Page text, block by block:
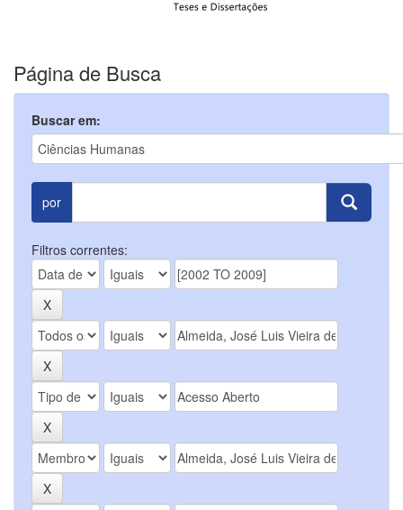
Página de Busca
Buscar em:
por
Filtros correntes: